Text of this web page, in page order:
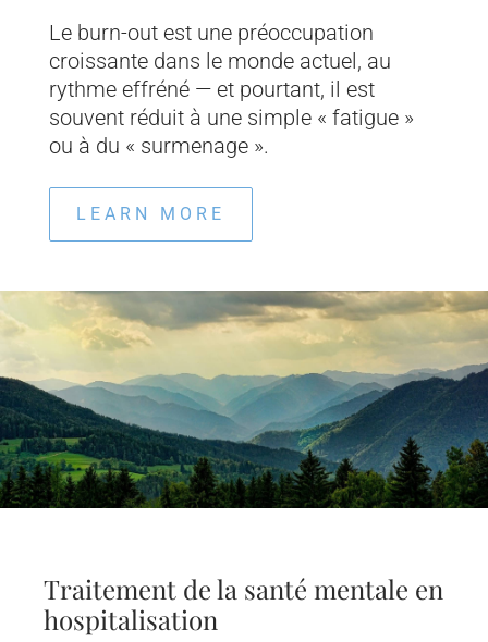
Le burn-out est une préoccupation
croissante dans le monde actuel, au
rythme effréné — et pourtant, il est
souvent réduit à une simple « fatigue »
ou à du « surmenage ».
LEARN MORE
Traitement de la santé mentale en
hospitalisation